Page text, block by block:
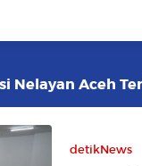
Nelayan Aceh
detikNews